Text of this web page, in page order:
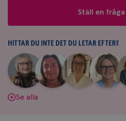
&
svar
Ställ en fråga
HITTAR DU INTE DET DU LETAR EFTER?
Aina
Johnsson
|
Anne
Andersson
Fredrika
Killander
|
Jeanette
Bäcklund
|
Se alla